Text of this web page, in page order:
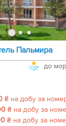
Пальмира
до
₴ на добу за
₴ на добу за
₴ на добу за